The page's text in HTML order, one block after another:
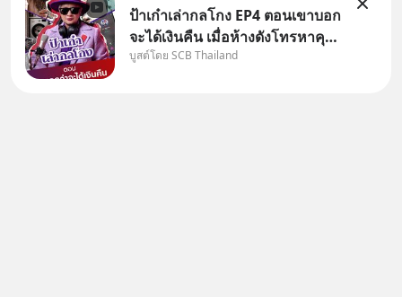
ป้าเก๋าเล่ากลโกง EP4 ตอนเขาบอก
จะได้เงินคืน เมื่อห้างดังโทรหาคุณ
วิยะดา แจ้งเรื่องเคลมสินค้าแล้ว
บูสต์โดย SCB Thailand